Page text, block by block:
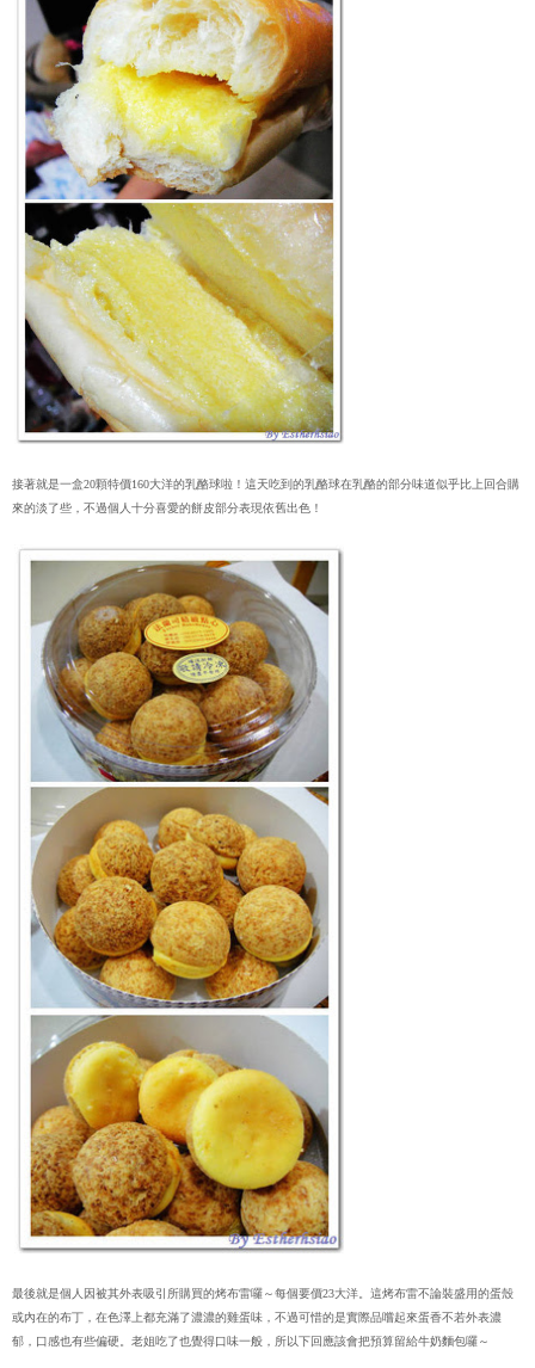
接著就是一盒20顆特價160大洋的乳酪球啦！這天吃到的乳酪球在乳酪的部分味道似乎比上回合購
來的淡了些，不過個人十分喜愛的餅皮部分表現依舊出色！
最後就是個人因被其外表吸引所購買的烤布雷囉～每個要價23大洋。這烤布雷不論裝盛用的蛋殼
或內在的布丁，在色澤上都充滿了濃濃的雞蛋味，不過可惜的是實際品嚐起來蛋香不若外表濃
郁，口感也有些偏硬。老姐吃了也覺得口味一般，所以下回應該會把預算留給牛奶麵包囉～